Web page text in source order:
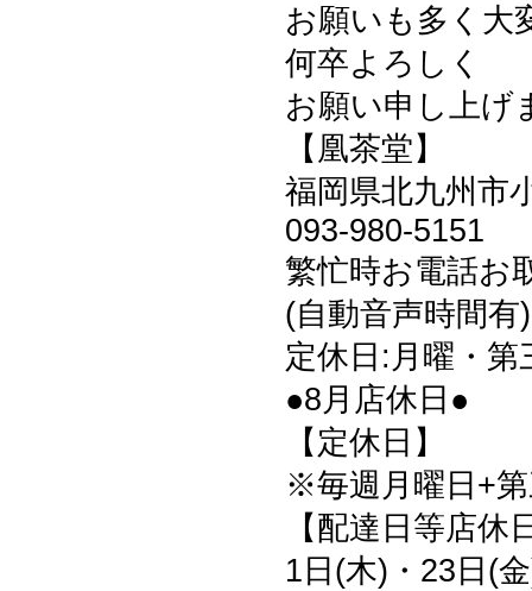
お願いも多く大
何卒よろしく
お願い申し上げ
【凰茶堂】
福岡県北九州市
093-980-5151
繁忙時お電話お
(自動音声時間有)
定休日:月曜・第
●8月店休日●
【定休日】
※毎週月曜日+
【配達日等店休
1日(木)・23日(